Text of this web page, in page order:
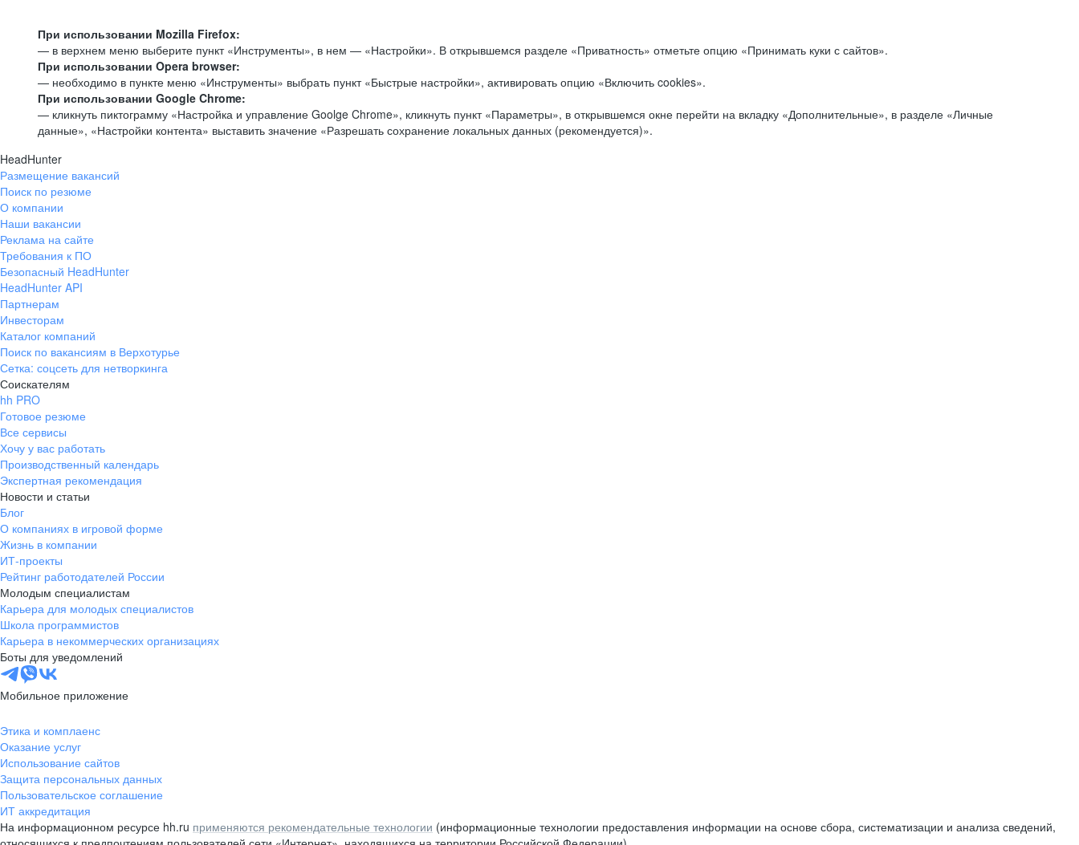
При использовании Mozilla Firefox:
— в верхнем меню выберите пункт «Инструменты», в нем — «Настройки». В открывшемся разделе «Приватность» отметьте опцию «Принимать куки с сайтов».
При использовании Opera browser:
— необходимо в пункте меню «Инструменты» выбрать пункт «Быстрые настройки», активировать опцию «Включить cookies».
При использовании Google Chrome:
— кликнуть пиктограмму «Настройка и управление Goolge Chrome», кликнуть пункт «Параметры», в открывшемся окне перейти на вкладку «Дополнительные», в разделе «Личные
данные», «Настройки контента» выставить значение «Разрешать сохранение локальных данных (рекомендуется)».
HeadHunter
Размещение вакансий
Поиск по резюме
О компании
Наши вакансии
Реклама на сайте
Требования к ПО
Безопасный HeadHunter
HeadHunter API
Партнерам
Инвесторам
Каталог компаний
Поиск по вакансиям в Верхотурье
Сетка: соцсеть для нетворкинга
Соискателям
hh PRO
Готовое резюме
Все сервисы
Хочу у вас работать
Производственный календарь
Экспертная рекомендация
Новости и статьи
Блог
О компаниях в игровой форме
Жизнь в компании
ИТ-проекты
Рейтинг работодателей России
Молодым специалистам
Карьера для молодых специалистов
Школа программистов
Карьера в некоммерческих организациях
Боты для уведомлений
Мобильное приложение
Этика и комплаенс
Оказание услуг
Использование сайтов
Защита персональных данных
Пользовательское соглашение
ИТ аккредитация
На информационном ресурсе hh.ru применяются рекомендательные технологии (информационные технологии предоставления информации на основе сбора, систематизации и анализа сведений,